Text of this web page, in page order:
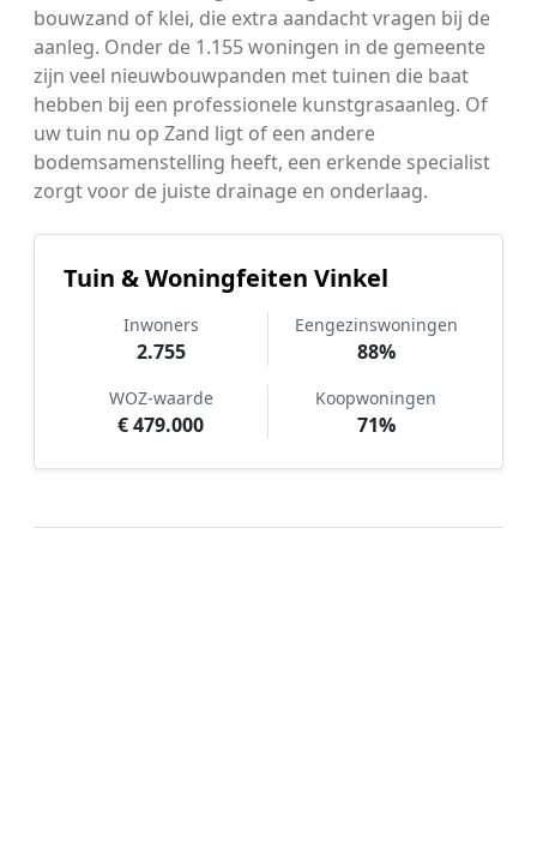
bouwzand of klei, die extra aandacht vragen bij de
aanleg. Onder de 1.155 woningen in de gemeente
zijn veel nieuwbouwpanden met tuinen die baat
hebben bij een professionele kunstgrasaanleg. Of
uw tuin nu op Zand ligt of een andere
bodemsamenstelling heeft, een erkende specialist
zorgt voor de juiste drainage en onderlaag.
Tuin & Woningfeiten Vinkel
Inwoners
2.755
Eengezinswoningen
88%
WOZ-waarde
€ 479.000
Koopwoningen
71%